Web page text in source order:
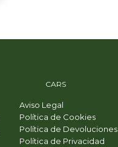
CARS
Aviso Legal
Política de Cookies
Política de Devoluciones
Política de Privacidad